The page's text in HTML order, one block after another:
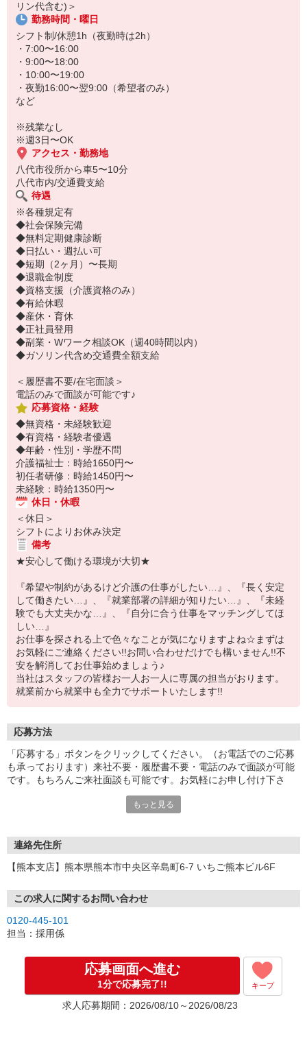
お手伝いが中心なので無資格・未経験の方も大歓迎！すぐに慣れて
活躍できます◎
まずはお気軽にご応募ください♪
≪日収例≫※初任者研修修了者の場合
時給1450円×実働8h＝1万1600円
リン代含む)＞
勤務時間・曜日
シフト制/休憩1h（夜勤時は2h）
・7:00〜16:00
・9:00〜18:00
・10:00〜19:00
・夜勤16:00〜翌9:00（希望者のみ）
など
※残業なし
※週3日〜OK
アクセス・勤務地
八代市役所から車5〜10分
八代市内/交通費支給
待遇
※各種規定有
◆社会保険完備
◆無料定期健康診断
◆日払い・週払い可
◆短期（2ヶ月）〜長期
◆退職金制度
◆資格支援（介護資格のみ）
◆有給休暇
◆産休・育休
◆正社員登用
◆副業・Wワーク相談OK（週40時間以内）
◆ガソリン代含め交通費全額支給
＜履歴書不要/在宅面談＞
電話のみで面談が可能です♪
応募資格・経験
◆無資格・未経験歓迎
◆有資格・経験者優遇
◆年齢・性別・学歴不問
介護福祉士：時給1650円〜
初任者研修：時給1450円〜
未経験：時給1350円〜
休日・休暇
＜休日＞
シフトによりお休み決定
備考
★安心して働ける環境が大切★
『希望や制約があるけど介護の仕事がしたい…』、『長く安定
して働きたい…』、『就業部署の詳細が知りたい…』、『未経
験でも大丈夫かな…』、『自分に合う仕事をマッチングしてほ
しい…』
お仕事を探される上で色々なことが気になりますよね☆まずは
お気軽にご連絡ください!!お問い合わせだけでも構いません!!不
安を解消してお仕事始めましょう♪
当社はスタッフの皆様お一人お一人に専属の担当がおります。
就業前から就業中も全力でサポートいたします!!
応募方法
「応募する」ボタンをクリックしてください。（お電話でのご応募
も承っております）来社不要・履歴書不要・電話のみで面談が可能
です。もちろんご来社面談も可能です。お気軽にお申し付け下さ
もっと見る
連絡先住所
【熊本支店】熊本県熊本市中央区辛島町6-7 いちご熊本ビル6F
この求人に関するお問い合わせ
0120-445-101
担当：採用係
応募画面へ進む
1分で応募完了!! キープ
求人応募期間：2026/08/10～2026/08/23